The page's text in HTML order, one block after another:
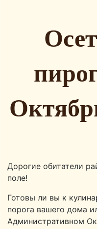
Дорогие обитатели
поле!
Готовы ли вы к
порога вашего дома
Административном